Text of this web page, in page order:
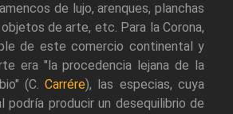
de lujo, arenques, planchas
de arte, etc. Para la Corona,
de este comercio continental y
era "la procedencia lejana de la
(C.Carrére), las especias, cuya
podría producir un desequilibrio de